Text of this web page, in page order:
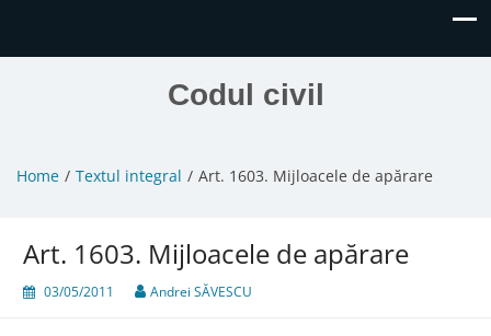
Codul civil
Home Textul integral Art. 1603. Mijloacele de apărare
Art. 1603. Mijloacele de apărare
03/05/2011 Andrei SĂVESCU